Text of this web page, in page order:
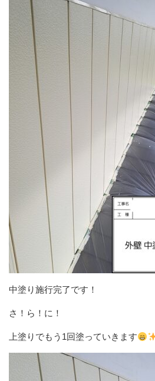
中塗り施行完了です！
さ！ら！に！
上塗りでもう1回塗っていきます